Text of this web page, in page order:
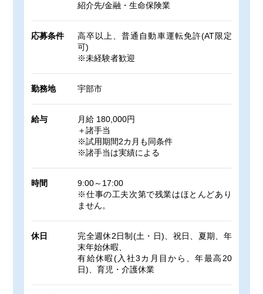
紹介先/金融・生命保険業
応募条件
高卒以上、普通自動車運転免許(AT限定
可)
※未経験者歓迎
勤務地 宇部市
給与
月給 180,000円
＋諸手当
※試用期間2カ月も同条件
※諸手当は実績による
時間
9:00～17:00
※仕事の工夫次第で残業はほとんどあり
ません。
休日
完全週休2日制(土・日)、祝日、夏期、年
末年始休暇、
有給休暇(入社3カ月目から、年最高20
日)、育児・介護休業